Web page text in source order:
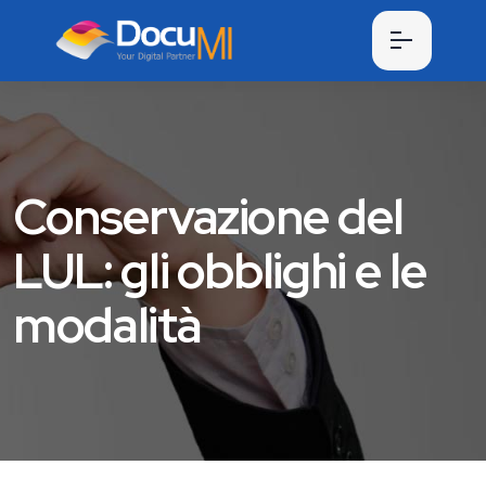
Conservazione del
LUL: gli obblighi e le
modalità